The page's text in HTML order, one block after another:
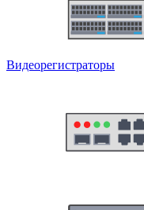
Видеорегистраторы